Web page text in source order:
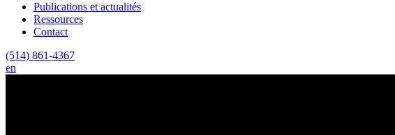
Publications et actualités
Ressources
Contact
(514) 861-4367
en